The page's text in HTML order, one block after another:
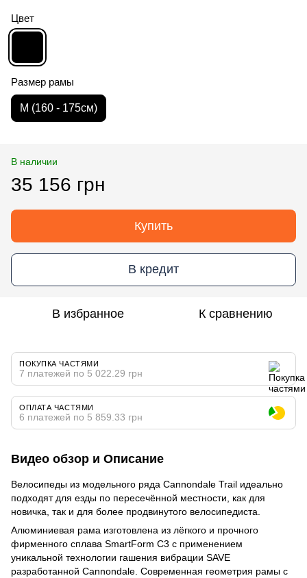
Цвет
Размер рамы
M (160 - 175cм)
В наличии
35 156 грн
Купить
В кредит
В избранное К сравнению
ПОКУПКА ЧАСТЯМИ
7 платежей по 5 022.29 грн
ОПЛАТА ЧАСТЯМИ
6 платежей по 5 859.33 грн
Видео обзор и Описание
Велосипеды из модельного ряда Cannondale Trail идеально
подходят для езды по пересечённой местности, как для
новичка, так и для более продвинутого велосипедиста.
Алюминиевая рама изготовлена из лёгкого и прочного
фирменного сплава SmartForm C3 с применением
уникальной технологии гашения вибрации SAVE
разработанной Cannondale. Современная геометрия рамы с